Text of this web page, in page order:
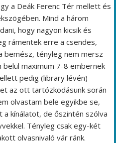
a Deák Ferenc Tér mellett és
Mind a három
hogy nagyon kicsik és
rámentek erre a csendes,
bemész, tényleg nem mersz
belül maximum 7-8 embernek
pedig (library lévén)
az ott tartózkodásunk során
olvastam bele egyikbe se,
a kínálatot, de őszintén szólva
Tényleg csak egy-két
olvasnivaló vár ránk.